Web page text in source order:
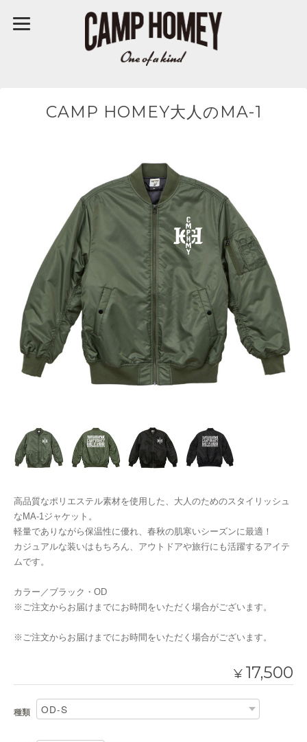
CAMP HOMEY大人のMA-1
高品質なポリエステル素材を使用した、大人のためのスタイリッシュ
なMA-1ジャケット。
軽量でありながら保温性に優れ、春秋の肌寒いシーズンに最適！
カジュアルな装いはもちろん、アウトドアや旅行にも活躍するアイテ
ムです。
カラー／ブラック・OD
※ご注文からお届けまでにお時間をいただく場合がございます。
※ご注文からお届けまでにお時間をいただく場合がございます。
¥ 17,500
種類